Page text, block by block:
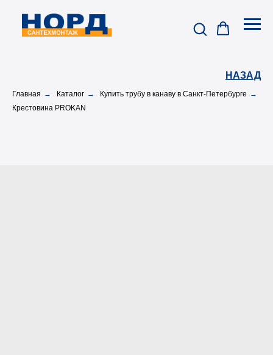
НАЗАД
Главная → Каталог → Купить трубу в канаву в Санкт-Петербурге →
Крестовина PROKAN